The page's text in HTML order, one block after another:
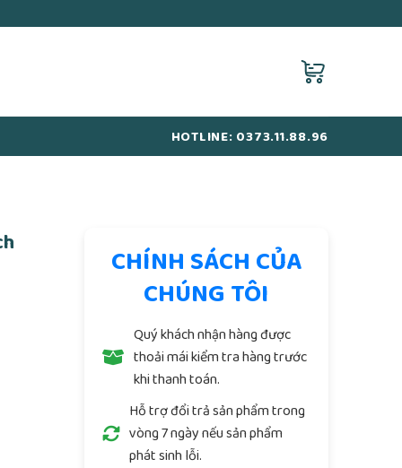
HOTLINE: 0373.11.88.96
CHÍNH SÁCH CỦA
CHÚNG TÔI
Quý khách nhận hàng được
thoải mái kiểm tra hàng trước
khi thanh toán.
Hỗ trợ đổi trả sản phẩm trong
vòng 7 ngày nếu sản phẩm
phát sinh lỗi.